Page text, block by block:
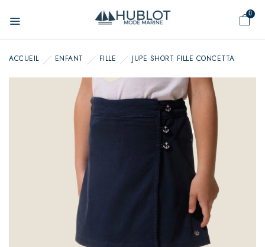
0
ACCUEIL ENFANT FILLE JUPE SHORT FILLE CONCETTA
Panneau de gestion des cookies